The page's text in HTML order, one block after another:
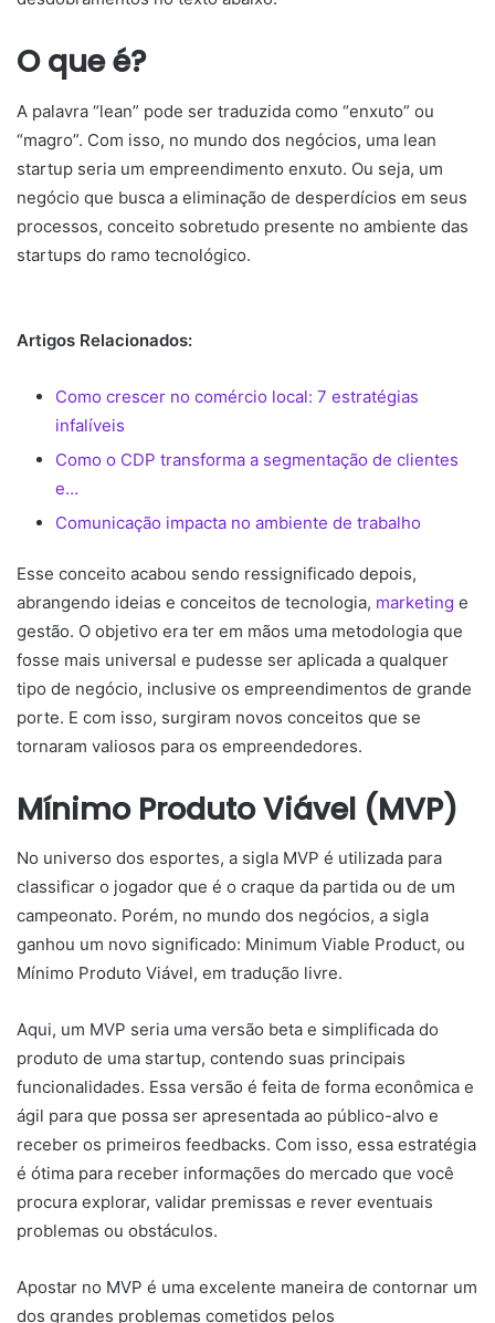
O que é?
A palavra “lean” pode ser traduzida como “enxuto” ou
“magro”. Com isso, no mundo dos negócios, uma lean
startup seria um empreendimento enxuto. Ou seja, um
negócio que busca a eliminação de desperdícios em seus
processos, conceito sobretudo presente no ambiente das
startups do ramo tecnológico.
Artigos Relacionados:
Como crescer no comércio local: 7 estratégias
infalíveis
Como o CDP transforma a segmentação de clientes
e…
Comunicação impacta no ambiente de trabalho
Esse conceito acabou sendo ressignificado depois,
abrangendo ideias e conceitos de tecnologia, marketing e
gestão. O objetivo era ter em mãos uma metodologia que
fosse mais universal e pudesse ser aplicada a qualquer
tipo de negócio, inclusive os empreendimentos de grande
porte. E com isso, surgiram novos conceitos que se
tornaram valiosos para os empreendedores.
Mínimo Produto Viável (MVP)
No universo dos esportes, a sigla MVP é utilizada para
classificar o jogador que é o craque da partida ou de um
campeonato. Porém, no mundo dos negócios, a sigla
ganhou um novo significado: Minimum Viable Product, ou
Mínimo Produto Viável, em tradução livre.
Aqui, um MVP seria uma versão beta e simplificada do
produto de uma startup, contendo suas principais
funcionalidades. Essa versão é feita de forma econômica e
ágil para que possa ser apresentada ao público-alvo e
receber os primeiros feedbacks. Com isso, essa estratégia
é ótima para receber informações do mercado que você
procura explorar, validar premissas e rever eventuais
problemas ou obstáculos.
Apostar no MVP é uma excelente maneira de contornar um
dos grandes problemas cometidos pelos